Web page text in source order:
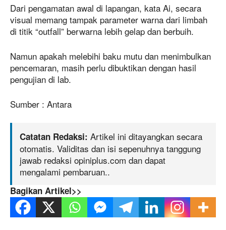
Dari pengamatan awal di lapangan, kata Ai, secara
visual memang tampak parameter warna dari limbah
di titik “outfall” berwarna lebih gelap dan berbuih.
Namun apakah melebihi baku mutu dan menimbulkan
pencemaran, masih perlu dibuktikan dengan hasil
pengujian di lab.
Sumber : Antara
Catatan Redaksi: Artikel ini ditayangkan secara
otomatis. Validitas dan isi sepenuhnya tanggung
jawab redaksi opiniplus.com dan dapat
mengalami pembaruan..
Bagikan Artikel>>